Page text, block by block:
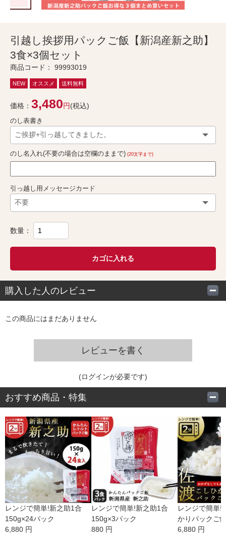
引越し挨拶用パックご飯【新潟産新之助】
3食×3個セット
商品コード： 99993019
NEW オススメ 送料無料
価格： 3,480円(税込)
のし表書き
のし名入れ(不要の場合は空欄のままで) (20文字まで)
引っ越し用メッセージカード
数量：
カゴに入れる
購入した人のレビュー
この商品にはまだありません
レビューを書く
(ログインが必要です)
おすすめ商品・特集
レンジで簡単!新之助1合
150g×24パック
6,880 円
レンジで簡単!新之助1合
150g×3パック
880 円
レンジで簡単!
かりパックご
食入り
6,880 円